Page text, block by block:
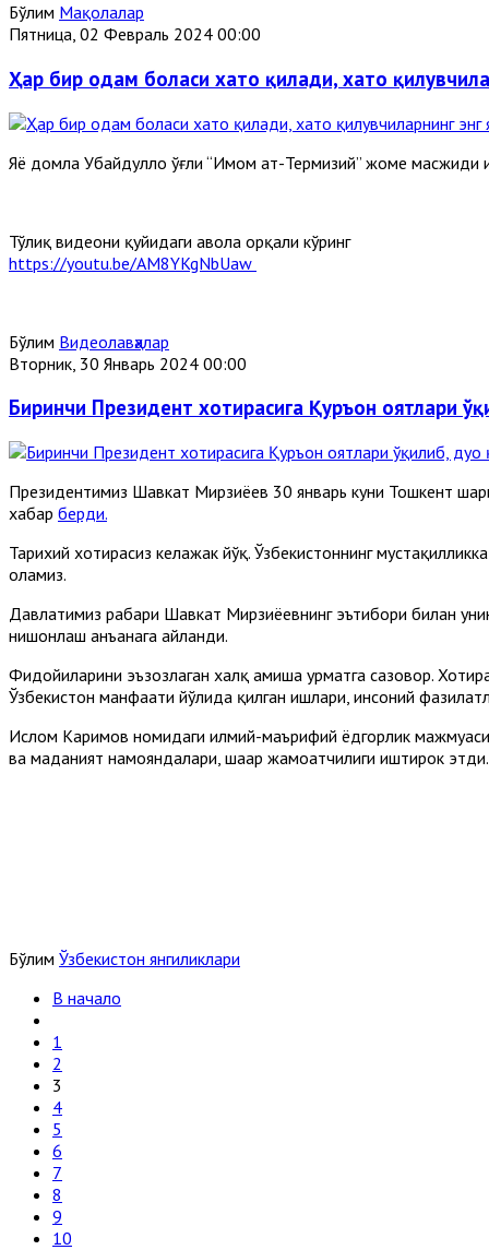
Бўлим Мақолалар
Пятница, 02 Февраль 2024 00:00
Ҳар бир одам боласи хато қилади, хато
Яҳё домла Убайдуллоҳ ўғли “Имом ат-Термизий” жоме
Тўлиқ видеони қуйидаги ҳавола орқали кўринг
https://youtu.be/AM8YKgNbUaw
Бўлим Видеолавҳалар
Вторник, 30 Январь 2024 00:00
Биринчи Президент хотирасига Қуръон оятлари
Президентимиз Шавкат Мирзиёев 30 январь куни Тошкент
хабар берди.
Тарихий хотирасиз келажак йўқ. Ўзбекистоннинг
оламиз.
Давлатимиз раҳбари Шавкат Мирзиёевнинг эътибори билан
нишонлаш анъанага айланди.
Фидойиларини эъзозлаган халқ ҳамиша ҳурматга сазовор.
Ўзбекистон манфаати йўлида қилган ишлари, инсоний
Ислом Каримов номидаги илмий-маърифий ёдгорлик
ва маданият намояндалари, шаҳар жамоатчилиги иштирок этди.
Бўлим Ўзбекистон янгиликлари
В начало
1
2
3
4
5
6
7
8
9
10